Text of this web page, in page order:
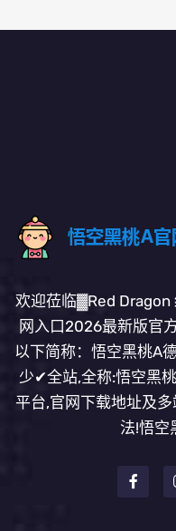
欢迎莅临▓Red
网入口2026最新版官
以下简称：悟空黑桃A
少✔全站,全称:悟空黑
平台,官网下载地址及
法!悟空